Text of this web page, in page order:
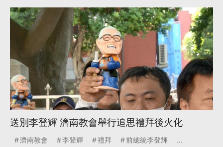
送別李登輝 濟南教會舉行追思禮拜後火化
濟南教會 李登輝 禮拜 前總統李登輝 ...